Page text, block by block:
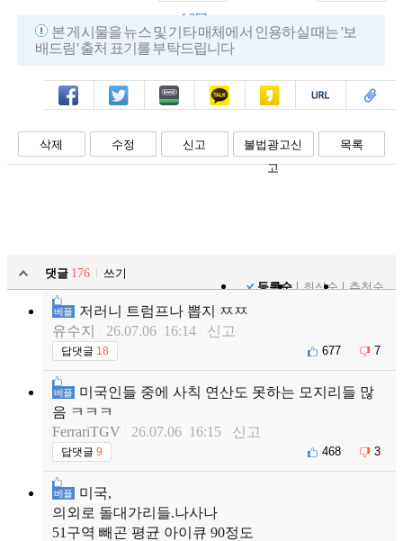
1,357
본 게시물을 뉴스 및 기타 매체에서 인용하실 때는 '보
배드림' 출처 표기를 부탁드립니다
페북 트윗 밴드 카톡 카스 복사 스크랩
삭제 수정 신고
불법광고신
고
목록
댓글 176
쓰기
등록순
최신순 추천순
베플
저러니 트럼프나 뽑지 ㅉㅉ
유수지
26.07.06 16:14 신고
답댓글 18 677 7
베플
미국인들 중에 사칙 연산도 못하는 모지리들 많
음 ㅋㅋㅋ
FerrariTGV
26.07.06 16:15 신고
답댓글 9 468 3
베플
미국,
의외로 돌대가리들.나사나
51구역 빼곤 평균 아이큐 90정도